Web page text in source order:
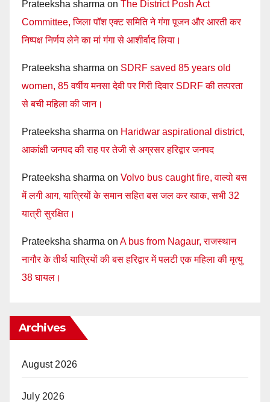
Prateeksha sharma on The District Posh Act
Committee, जिला पॉश एक्ट समिति ने गंगा पूजन और आरती कर
निष्पक्ष निर्णय लेने का मां गंगा से आशीर्वाद लिया।
Prateeksha sharma on SDRF saved 85 years old
women, 85 वर्षीय मनसा देवी पर गिरी दिवार SDRF की तत्परता
से बची महिला की जान।
Prateeksha sharma on Haridwar aspirational district,
आकांक्षी जनपद की राह पर तेजी से अग्रसर हरिद्वार जनपद
Prateeksha sharma on Volvo bus caught fire, वाल्वो बस
में लगी आग, यात्रियों के समान सहित बस जल कर खाक, सभी 32
यात्री सुरक्षित।
Prateeksha sharma on A bus from Nagaur, राजस्थान
नागौर के तीर्थ यात्रियों की बस हरिद्वार में पलटी एक महिला की मृत्यु
38 घायल।
Archives
August 2026
July 2026